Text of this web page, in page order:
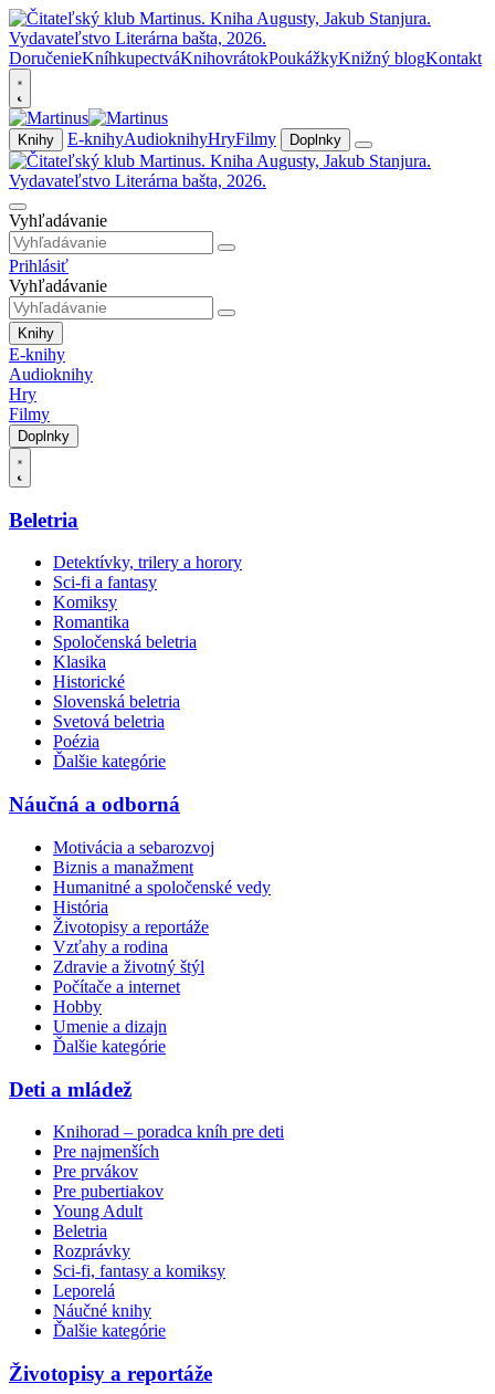
DoručenieKníhkupectváKnihovrátokPoukážkyKnižný blogKontakt
Knihy E-knihyAudioknihyHryFilmy Doplnky
Vyhľadávanie
Prihlásiť
Vyhľadávanie
Knihy
E-knihy
Audioknihy
Hry
Filmy
Doplnky
Beletria
Detektívky, trilery a horory
Sci-fi a fantasy
Komiksy
Romantika
Spoločenská beletria
Klasika
Historické
Slovenská beletria
Svetová beletria
Poézia
Ďalšie kategórie
Náučná a odborná
Motivácia a sebarozvoj
Biznis a manažment
Humanitné a spoločenské vedy
História
Životopisy a reportáže
Vzťahy a rodina
Zdravie a životný štýl
Počítače a internet
Hobby
Umenie a dizajn
Ďalšie kategórie
Deti a mládež
Knihorad – poradca kníh pre deti
Pre najmenších
Pre prvákov
Pre pubertiakov
Young Adult
Beletria
Rozprávky
Sci-fi, fantasy a komiksy
Leporelá
Náučné knihy
Ďalšie kategórie
Životopisy a reportáže